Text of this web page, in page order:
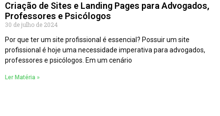
Criação de Sites e Landing Pages para Advogados,
Professores e Psicólogos
30 de julho de 2024
Por que ter um site profissional é essencial? Possuir um site
profissional é hoje uma necessidade imperativa para advogados,
professores e psicólogos. Em um cenário
Ler Matéria »